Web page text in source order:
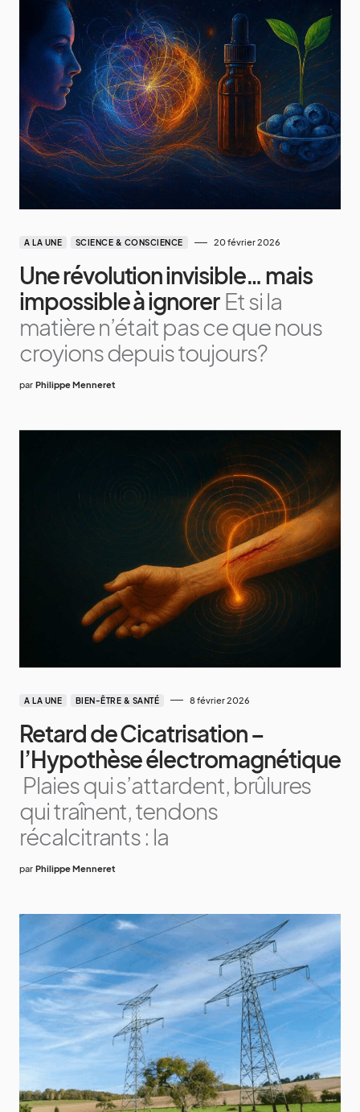
A LA UNE SCIENCE & CONSCIENCE 20 février 2026
Une révolution invisible… mais
impossible à ignorer Et si la
matière n’était pas ce que nous
croyions depuis toujours?
par Philippe Menneret
A LA UNE BIEN-ÊTRE & SANTÉ 8 février 2026
Retard de Cicatrisation –
l’Hypothèse électromagnétique
Plaies qui s’attardent, brûlures
qui traînent, tendons
récalcitrants : la
par Philippe Menneret